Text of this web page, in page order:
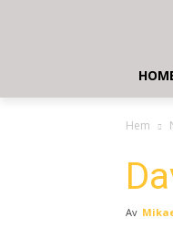
Hem
Av